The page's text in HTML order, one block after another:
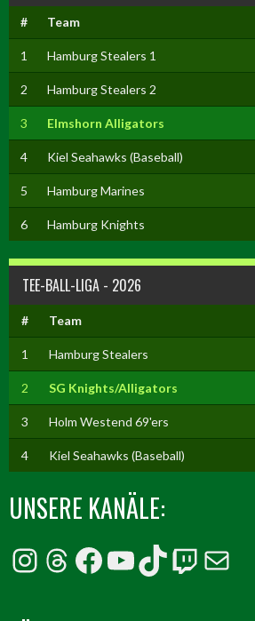
# Team
1 Hamburg Stealers 1
2 Hamburg Stealers 2
3 Elmshorn Alligators
4 Kiel Seahawks (Baseball)
5 Hamburg Marines
6 Hamburg Knights
TEE-BALL-LIGA - 2026
# Team
1 Hamburg Stealers
2 SG Knights/Alligators
3 Holm Westend 69'ers
4 Kiel Seahawks (Baseball)
UNSERE KANÄLE:
Instagram
Threads
Facebook
YouTube
TikTok
Twitch
E-Mail